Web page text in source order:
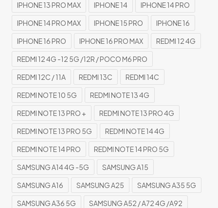
IPHONE 13 PRO MAX IPHONE 14 IPHONE 14 PRO
IPHONE 14 PRO MAX IPHONE 15 PRO IPHONE 16
IPHONE 16 PRO IPHONE 16 PRO MAX REDMI 12 4G
REDMI 12 4G -12 5G /12R / POCO M6 PRO
REDMI 12C / 11A REDMI 13C REDMI 14C
REDMI NOTE 10 5G REDMI NOTE 13 4G
REDMI NOTE 13 PRO + REDMI NOTE 13 PRO 4G
REDMI NOTE 13 PRO 5G REDMI NOTE 14 4G
REDMI NOTE 14 PRO REDMI NOTE 14 PRO 5G
SAMSUNG A14 4G -5G SAMSUNG A15
SAMSUNG A16 SAMSUNG A25 SAMSUNG A35 5G
SAMSUNG A36 5G SAMSUNG A52 / A72 4G /A92